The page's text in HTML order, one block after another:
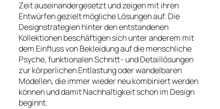
Zeit auseinandergesetzt und zeigen mit ihren
Entwürfen gezielt mögliche Lösungen auf. Die
Designstrategien hinter den entstandenen
Kollektionen beschäftigen sich unter anderem mit
dem Einfluss von Bekleidung auf die menschliche
Psyche, funktionalen Schnitt- und Detaillösungen
zur körperlichen Entlastung oder wandelbaren
Modellen, die immer wieder neu kombiniert werden
können und damit Nachhaltigkeit schon im Design
beginnt.